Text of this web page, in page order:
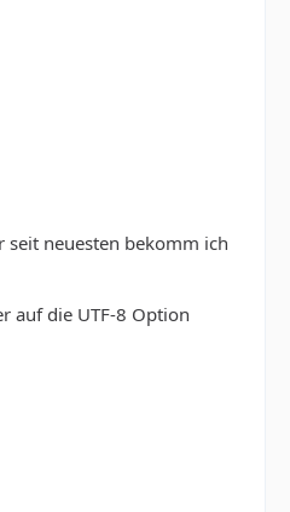
seit neuesten bekomm ich
auf die UTF-8 Option